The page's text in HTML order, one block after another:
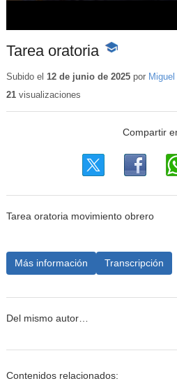
Tarea oratoria -
educativo
Subido el 12 de junio de 2025por Miguel
21visualizaciones
Tarea oratoria movimiento obrero
Más información Transcripción
Del mismo autor…
Contenidos relacionados: